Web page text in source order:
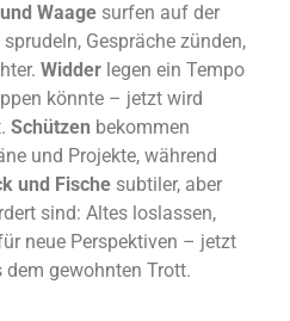
Waage surfen auf der
Gespräche zünden,
Widder legen ein Tempo
könnte – jetzt wird
Schützen bekommen
und Projekte, während
und Fische subtiler, aber
sind: Altes loslassen,
neue Perspektiven – jetzt
dem gewohnten Trott.